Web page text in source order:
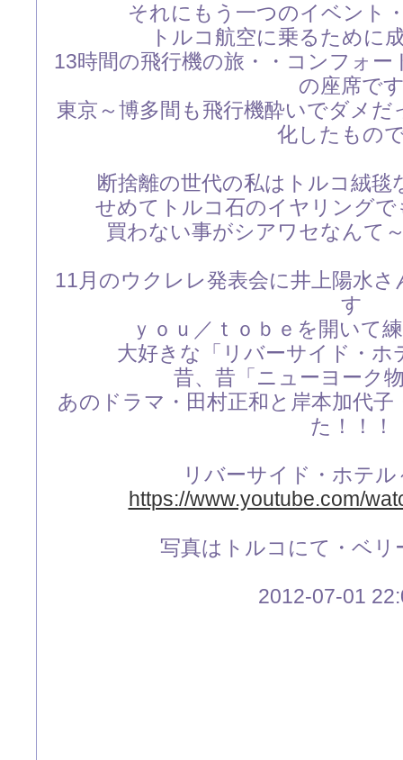
それにもう一つのイベント
トルコ航空に乗るために
13時間の飛行機の旅・・コンフォ
の座席で
東京～博多間も飛行機酔いでダメ
化したもの
断捨離の世代の私はトルコ絨
せめてトルコ石のイヤリング
買わない事がシアワセなんて
11月のウクレレ発表会に井上陽水
す
ｙｏｕ／ｔｏｂｅを開いて
大好きな「リバーサイド・
昔、昔「ニューヨーク
あのドラマ・田村正和と岸本加代
た！！！
リバーサイド・ホテ
https://www.youtube.com/
写真はトルコにて・ベリ
2012-07-01